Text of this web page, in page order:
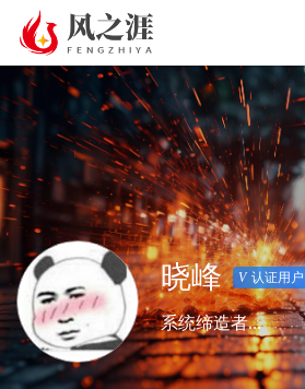
晓峰 V 认证用户
系统缔造者...